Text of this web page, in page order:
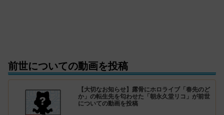
前世についての動画を投稿
【大切なお知らせ】露骨にホロライブ「春先のど
か」の転生先を匂わせた「朝永久堂リコ」が前世
についての動画を投稿